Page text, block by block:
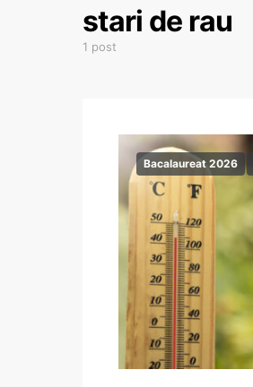
stari de rau
1 post
Bacalaureat 2026